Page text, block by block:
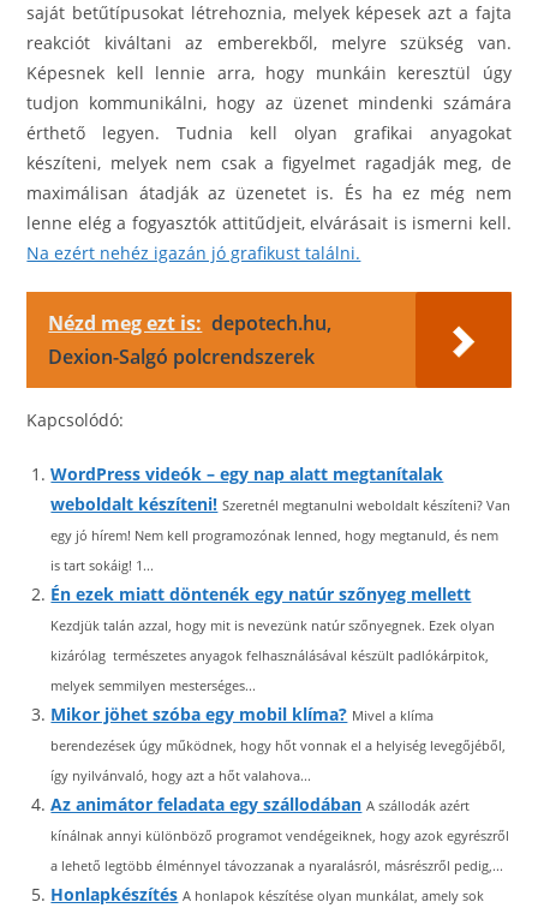
saját betűtípusokat létrehoznia, melyek képesek azt a fajta
reakciót kiváltani az emberekből, melyre szükség van.
Képesnek kell lennie arra, hogy munkáin keresztül úgy
tudjon kommunikálni, hogy az üzenet mindenki számára
érthető legyen. Tudnia kell olyan grafikai anyagokat
készíteni, melyek nem csak a figyelmet ragadják meg, de
maximálisan átadják az üzenetet is. És ha ez még nem
lenne elég a fogyasztók attitűdjeit, elvárásait is ismerni kell.
Na ezért nehéz igazán jó grafikust találni.
Nézd meg ezt is: depotech.hu,
Dexion-Salgó polcrendszerek
Kapcsolódó:
WordPress videók – egy nap alatt megtanítalak
weboldalt készíteni! Szeretnél megtanulni weboldalt készíteni? Van
egy jó hírem! Nem kell programozónak lenned, hogy megtanuld, és nem
is tart sokáig! 1...
Én ezek miatt döntenék egy natúr szőnyeg mellett
Kezdjük talán azzal, hogy mit is nevezünk natúr szőnyegnek. Ezek olyan
kizárólag természetes anyagok felhasználásával készült padlókárpitok,
melyek semmilyen mesterséges...
Mikor jöhet szóba egy mobil klíma? Mivel a klíma
berendezések úgy működnek, hogy hőt vonnak el a helyiség levegőjéből,
így nyilvánvaló, hogy azt a hőt valahova...
Az animátor feladata egy szállodában A szállodák azért
kínálnak annyi különböző programot vendégeiknek, hogy azok egyrészről
a lehető legtöbb élménnyel távozzanak a nyaralásról, másrészről pedig,...
Honlapkészítés A honlapok készítése olyan munkálat, amely sok